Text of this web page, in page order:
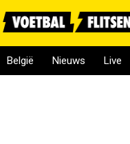
België Nieuws Live